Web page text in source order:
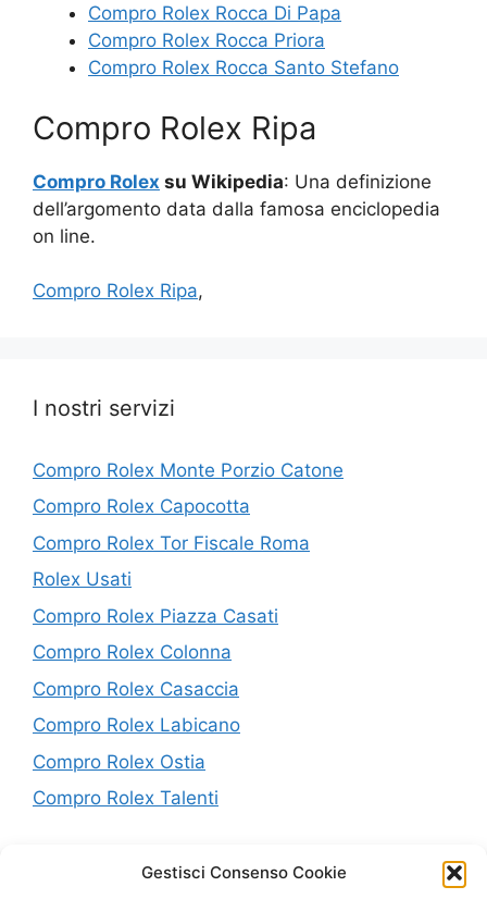
Gestisci Consenso Cookie
Compro Rolex Rocca Di Papa
Compro Rolex Rocca Priora
Compro Rolex Rocca Santo Stefano
Compro Rolex Ripa
Compro Rolex su Wikipedia: Una definizione
dell’argomento data dalla famosa enciclopedia
on line.
Compro Rolex Ripa,
I nostri servizi
Compro Rolex Monte Porzio Catone
Compro Rolex Capocotta
Compro Rolex Tor Fiscale Roma
Rolex Usati
Compro Rolex Piazza Casati
Compro Rolex Colonna
Compro Rolex Casaccia
Compro Rolex Labicano
Compro Rolex Ostia
Compro Rolex Talenti
P.IVA: 10638441005